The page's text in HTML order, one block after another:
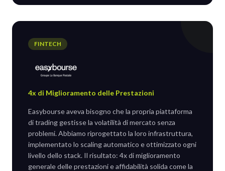
FINTECH
4x di Miglioramento delle Prestazioni
Easybourse aveva bisogno che la propria piattaforma
di trading gestisse la volatilità di mercato senza
problemi. Abbiamo riprogettato la loro infrastruttura,
implementato lo scaling automatico e ottimizzato ogni
livello dello stack. Il risultato: 4x di miglioramento
generale delle prestazioni e affidabilità solida come la